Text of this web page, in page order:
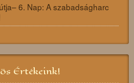
6. Nap: A szabadságharc
Értékeink!